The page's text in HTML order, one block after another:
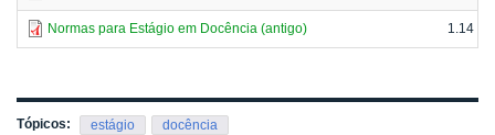
Normas para Estágio em Docência (antigo) 1.14
Tópicos: estágio docência